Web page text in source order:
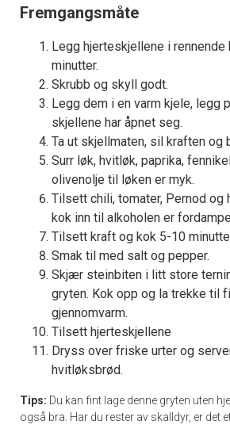
Fremgangsmåte
Legg hjerteskjellene i rennende
minutter.
Skrubb og skyll godt.
Legg dem i en varm kjele, legg
skjellene har åpnet seg.
Ta ut skjellmaten, sil kraften og
Surr løk, hvitløk, paprika,
olivenolje til løken er myk.
Tilsett chili, tomater, Pernod og
kok inn til alkoholen er
Tilsett kraft og kok 5-10
Smak til med salt og pepper.
Skjær steinbiten i litt store
gryten. Kok opp og la trekke til
gjennomvarm.
Tilsett hjerteskjellene
Dryss over friske urter og
hvitløksbrød.
Tips: Du kan fint lage denne gryten uten
også bra. Har du rester av skalldyr, er det